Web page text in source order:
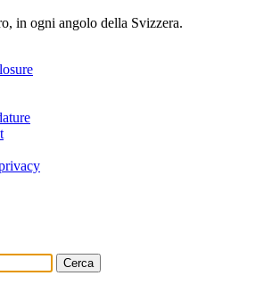
in ogni angolo della Svizzera.